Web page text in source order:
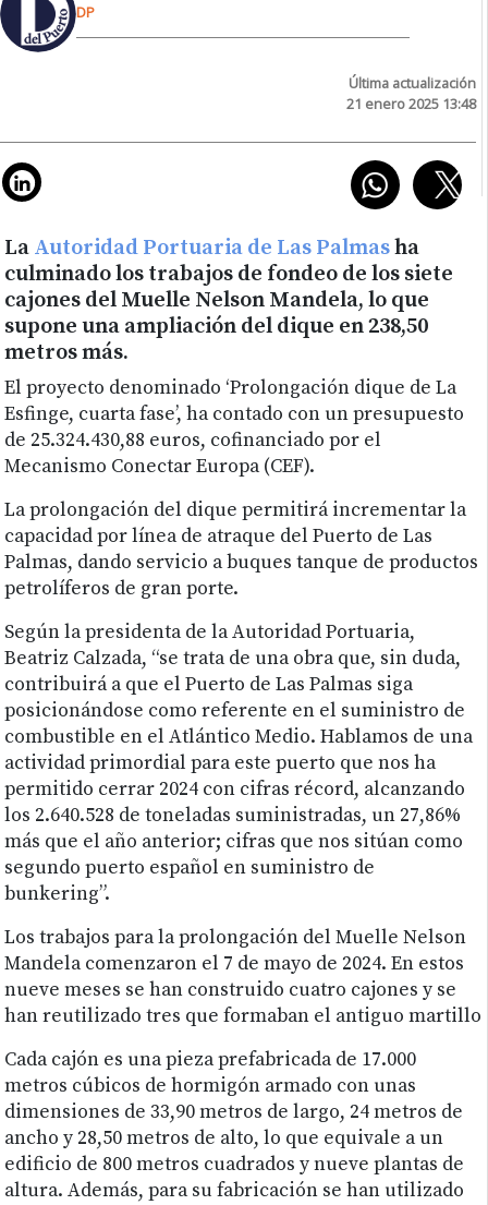
DP
Última actualización
21 enero 2025 13:48
La Autoridad Portuaria de Las Palmasha
culminado los trabajos de fondeo de los siete
cajones del Muelle Nelson Mandela, lo que
supone una ampliación del dique en 238,50
metros más.
El proyecto denominado ‘Prolongación dique de La
Esfinge, cuarta fase’, ha contado con un presupuesto
de 25.324.430,88 euros, cofinanciado por el
Mecanismo Conectar Europa (CEF).
La prolongación del dique permitirá incrementar la
capacidad por línea de atraque del Puerto de Las
Palmas, dando servicio a buques tanque de productos
petrolíferos de gran porte.
Según la presidenta de la Autoridad Portuaria,
Beatriz Calzada, “se trata de una obra que, sin duda,
contribuirá a que el Puerto de Las Palmas siga
posicionándose como referente en el suministro de
combustible en el Atlántico Medio. Hablamos de una
actividad primordial para este puerto que nos ha
permitido cerrar 2024 con cifras récord, alcanzando
los 2.640.528 de toneladas suministradas, un 27,86%
más que el año anterior; cifras que nos sitúan como
segundo puerto español en suministro de
bunkering”.
Los trabajos para la prolongación del Muelle Nelson
Mandela comenzaron el 7 de mayo de 2024. En estos
nueve meses se han construido cuatro cajones y se
han reutilizado tres que formaban el antiguo martillo
Cada cajón es una pieza prefabricada de 17.000
metros cúbicos de hormigón armado con unas
dimensiones de 33,90 metros de largo, 24 metros de
ancho y 28,50 metros de alto, lo que equivale a un
edificio de 800 metros cuadrados y nueve plantas de
altura. Además, para su fabricación se han utilizado